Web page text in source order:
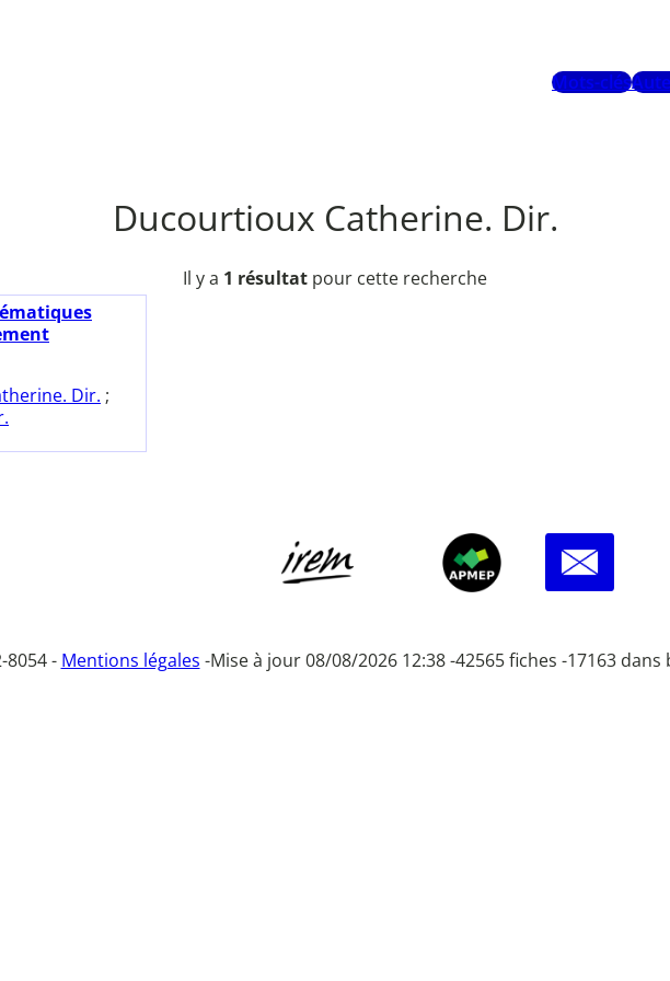
Mots-clés
Ducourtioux Catherine. Dir.
Il y a 1 résultat pour cette recherche
Dir. ;
8054 - Mentions légales -Mise à jour 08/08/2026 12:38 -42565 fiches -17163